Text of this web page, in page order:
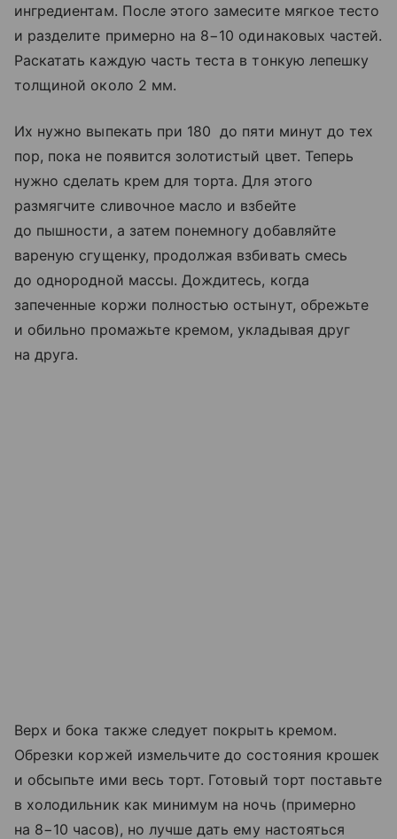
ингредиентам. После этого замесите мягкое тесто
и разделите примерно на 8−10 одинаковых частей.
Раскатать каждую часть теста в тонкую лепешку
толщиной около 2 мм.
Их нужно выпекать при 180 до пяти минут до тех
пор, пока не появится золотистый цвет. Теперь
нужно сделать крем для торта. Для этого
размягчите сливочное масло и взбейте
до пышности, а затем понемногу добавляйте
вареную сгущенку, продолжая взбивать смесь
до однородной массы. Дождитесь, когда
запеченные коржи полностью остынут, обрежьте
и обильно промажьте кремом, укладывая друг
на друга.
Верх и бока также следует покрыть кремом.
Обрезки коржей измельчите до состояния крошек
и обсыпьте ими весь торт. Готовый торт поставьте
в холодильник как минимум на ночь (примерно
на 8−10 часов), но лучше дать ему настояться